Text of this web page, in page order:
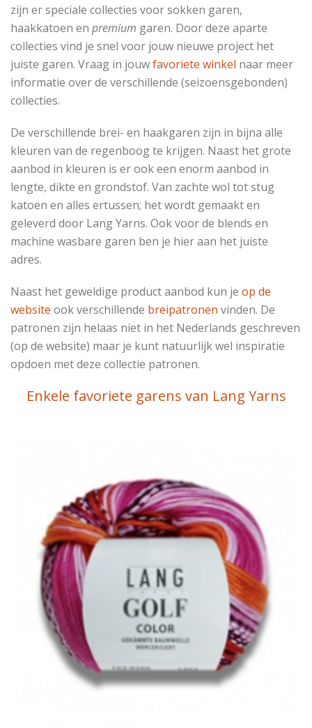
zijn er speciale collecties voor sokken garen,
haakkatoen en premium garen. Door deze aparte
collecties vind je snel voor jouw nieuwe project het
juiste garen. Vraag in jouwfavoriete winkel naar meer
informatie over de verschillende (seizoensgebonden)
collecties.
De verschillende brei- en haakgaren zijn in bijna alle
kleuren van de regenboog te krijgen. Naast het grote
aanbod in kleuren is er ook een enorm aanbod in
lengte, dikte en grondstof. Van zachte wol tot stug
katoen en alles ertussen; het wordt gemaakt en
geleverd door Lang Yarns. Ook voor de blends en
machine wasbare garen ben je hier aan het juiste
adres.
Naast het geweldige product aanbod kun je op de
website ook verschillende breipatronen vinden. De
patronen zijn helaas niet in het Nederlands geschreven
(op de website) maar je kunt natuurlijk wel inspiratie
opdoen met deze collectie patronen.
Enkele favoriete garens van Lang Yarns